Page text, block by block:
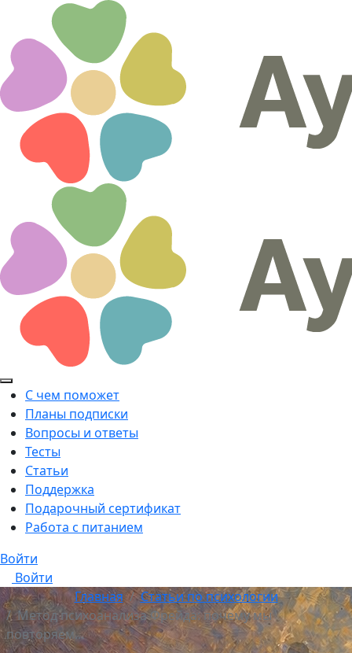
С чем поможет
Планы подписки
Вопросы и ответы
Тесты
Статьи
Поддержка
Подарочный сертификат
Работа с питанием
Войти
Войти
Главная
Статьи по психологии
Метод психоанализа Фрейда: почему мы
повторяем…